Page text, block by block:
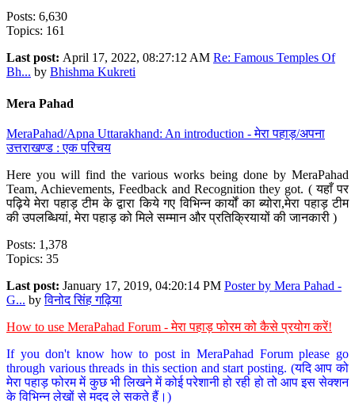
Posts: 6,630
Topics: 161
Last post: April 17, 2022, 08:27:12 AM Re: Famous Temples Of
Bh... by Bhishma Kukreti
Mera Pahad
MeraPahad/Apna Uttarakhand: An introduction - मेरा पहाड़/अपना
उत्तराखण्ड : एक परिचय
Here you will find the various works being done by MeraPahad
Team, Achievements, Feedback and Recognition they got. ( यहाँ पर
पढ़िये मेरा पहाड़ टीम के द्वारा किये गए विभिन्न कार्यों का ब्योरा,मेरा पहाड़ टीम
की उपलब्धियां, मेरा पहाड़ को मिले सम्मान और प्रतिक्रियायों की जानकारी )
Posts: 1,378
Topics: 35
Last post: January 17, 2019, 04:20:14 PM Poster by Mera Pahad -
G... byविनोद सिंह गढ़िया
How to use MeraPahad Forum - मेरा पहाड़ फोरम को कैसे प्रयोग करें!
If you don't know how to post in MeraPahad Forum please go
through various threads in this section and start posting. (यदि आप को
मेरा पहाड़ फोरम में कुछ भी लिखने में कोई परेशानी हो रही हो तो आप इस सेक्शन
के विभिन्न लेखों से मदद ले सकते हैं।)